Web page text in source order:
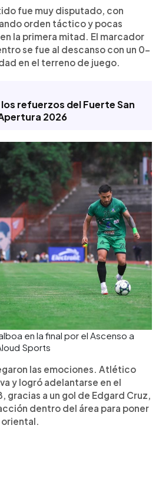
fue muy disputado, con
orden táctico y pocas
la primera mitad. El marcador
se fue al descanso con un 0-
en el terreno de juego.
refuerzos del Fuerte San
2026
en la final por el Ascenso a
Sports
las emociones. Atlético
y logró adelantarse en el
gracias a un gol de Edgard Cruz,
dentro del área para poner
oriental.